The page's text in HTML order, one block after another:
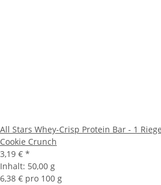
All Stars Whey-Crisp Protein Bar - 1
Cookie Crunch
3,19 € *
Inhalt: 50,00 g
6,38 € pro 100 g